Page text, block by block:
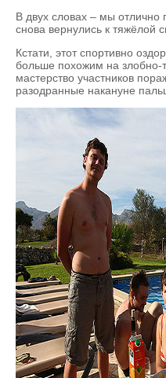
В двух словах – мы отлично
снова вернулись к тяжёлой
Кстати, этот спортивно
больше похожим на злобно-
мастерство участников
разодранные накануне